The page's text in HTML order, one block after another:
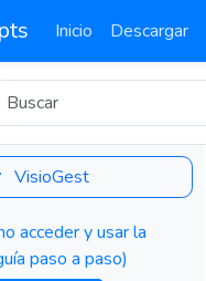
Inicio Descargar
VisioGest
acceder y usar la
paso a paso)